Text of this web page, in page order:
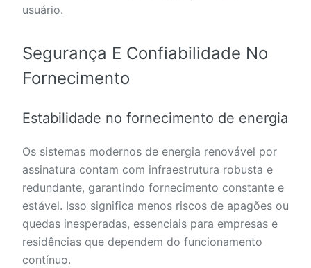
usuário.
Segurança E Confiabilidade No
Fornecimento
Estabilidade no fornecimento de energia
Os sistemas modernos de energia renovável por
assinatura contam com infraestrutura robusta e
redundante, garantindo fornecimento constante e
estável. Isso significa menos riscos de apagões ou
quedas inesperadas, essenciais para empresas e
residências que dependem do funcionamento
contínuo.